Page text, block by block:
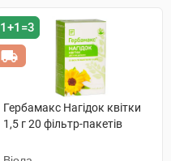
1+1=3
Гербамакс Нагідок квітки
1,5 г 20 фільтр-пакетів